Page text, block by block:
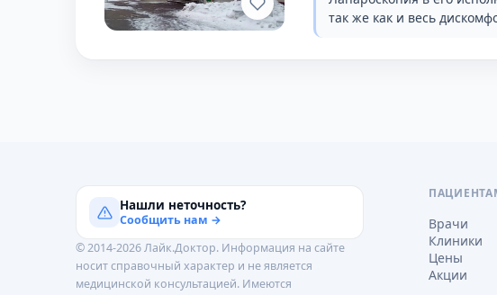
так же как и весь
Нашли неточность?
Сообщить нам →
© 2014-2026 Лайк.Доктор. Информация на сайте
носит справочный характер и не является
медицинской консультацией. Имеются
Врачи
Клиники
Цены
Акции